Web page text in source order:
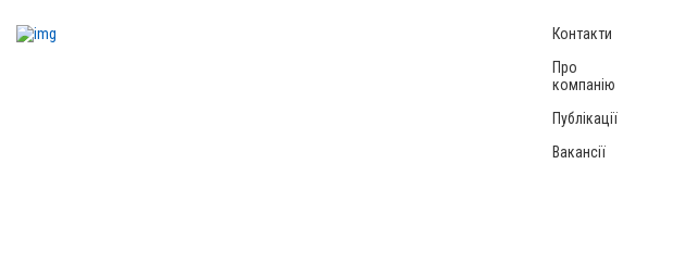
Контакти
Про
компанію
Публікації
Вакансії